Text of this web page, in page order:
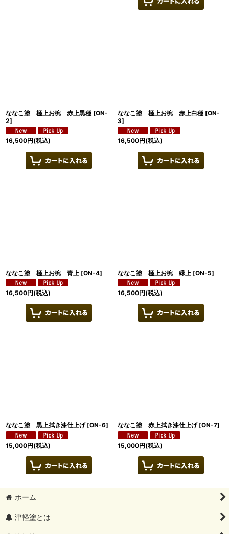
ななこ塗 極上お椀 赤上黒種 [ON-
2]
16,500円(税込)
ななこ塗 極上お椀 赤上白種 [ON-
3]
16,500円(税込)
ななこ塗 極上お椀 青上 [ON-4]
16,500円(税込)
ななこ塗 極上お椀 緑上 [ON-5]
16,500円(税込)
ななこ塗 黒上拭き漆仕上げ [ON-6]
15,000円(税込)
ななこ塗 赤上拭き漆仕上げ [ON-7]
15,000円(税込)
ホーム
津軽塗とは